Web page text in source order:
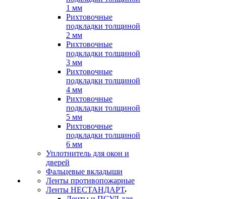
1 мм
Рихтовочные
подкладки толщиной
2 мм
Рихтовочные
подкладки толщиной
3 мм
Рихтовочные
подкладки толщиной
4 мм
Рихтовочные
подкладки толщиной
5 мм
Рихтовочные
подкладки толщиной
6 мм
Уплотнитель для окон и
дверей
Фальцевые вкладыши
Ленты противопожарные
Ленты НЕСТАНДАРТ